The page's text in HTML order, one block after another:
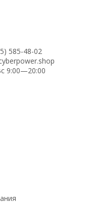
585-48-02
9:00—20:00